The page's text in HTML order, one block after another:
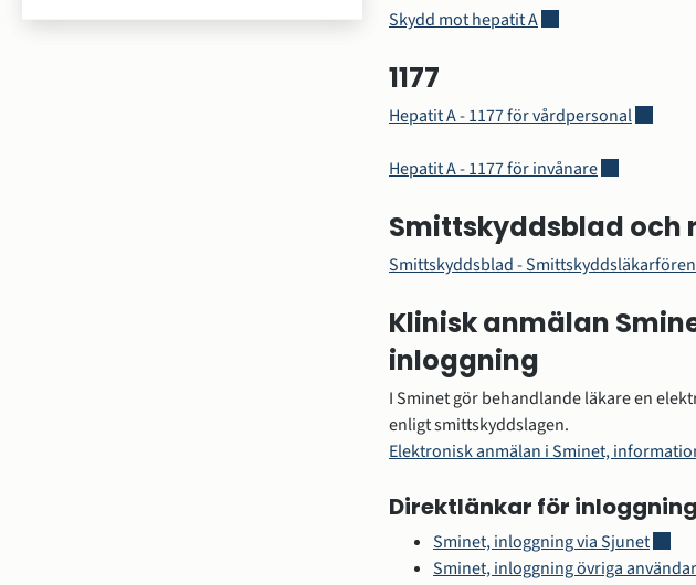
Skydd mot hepatit ALänk till annan
1177
Hepatit A - 1177 för vårdpersonalLänk till
Hepatit A - 1177 för invånareLänk till
Smittskyddsblad och
Smittskyddsblad -
Klinisk anmälan
inloggning
I Sminet gör behandlande läkare en
enligt smittskyddslagen.
Elektronisk anmälan i Sminet,
Direktlänkar för
Sminet, inloggning via SjunetLänk
Sminet, inloggning övriga